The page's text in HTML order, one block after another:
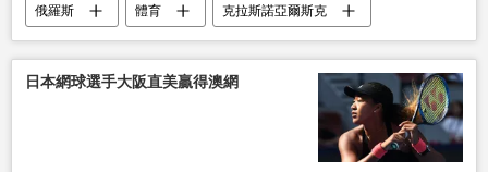
俄羅斯 體育
克拉斯諾亞爾斯克
大學生
運動會
日本網球選手大阪直美贏得澳網